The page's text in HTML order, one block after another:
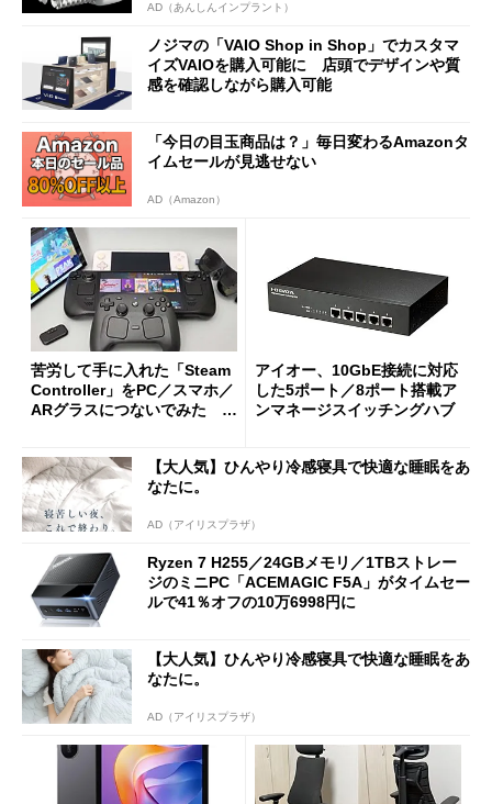
AD（あんしんインプラント）
ノジマの「VAIO Shop in Shop」でカスタマ
イズVAIOを購入可能に 店頭でデザインや質
感を確認しながら購入可能
「今日の目玉商品は？」毎日変わるAmazonタ
イムセールが見逃せない
AD（Amazon）
苦労して手に入れた「Steam
Controller」をPC／スマホ／
ARグラスにつないでみた ゲ
アイオー、10GbE接続に対応
した5ポート／8ポート搭載ア
ンマネージスイッチングハブ
【大人気】ひんやり冷感寝具で快適な睡眠をあ
なたに。
AD（アイリスプラザ）
Ryzen 7 H255／24GBメモリ／1TBストレー
ジのミニPC「ACEMAGIC F5A」がタイムセー
ルで41％オフの10万6998円に
【大人気】ひんやり冷感寝具で快適な睡眠をあ
なたに。
AD（アイリスプラザ）